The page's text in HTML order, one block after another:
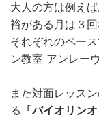
大人の方は例え
裕がある月は３回
それぞれのペー
ン教室 アンレー
また対面レッスン
る 「バイオリン